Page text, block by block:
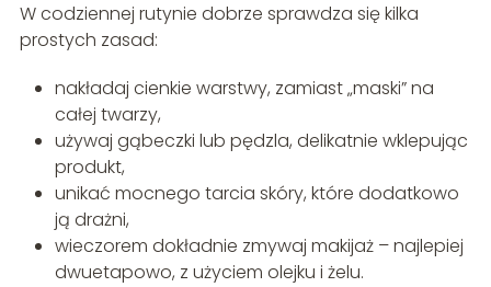
W codziennej rutynie dobrze sprawdza się kilka
prostych zasad:
nakładaj cienkie warstwy, zamiast „maski” na
całej twarzy,
używaj gąbeczki lub pędzla, delikatnie wklepując
produkt,
unikać mocnego tarcia skóry, które dodatkowo
ją drażni,
wieczorem dokładnie zmywaj makijaż – najlepiej
dwuetapowo, z użyciem olejku i żelu.